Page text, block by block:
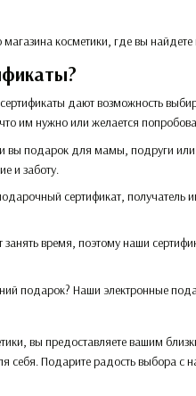
магазина косметики, где вы
дают возможность
им нужно или желается
вы подарок для мамы, подруги
и заботу.
сертификат, получатель
время, поэтому наши
подарок? Наши электронные
вы предоставляете вашим
себя. Подарите радость выбора